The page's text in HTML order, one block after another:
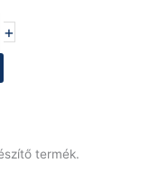
+
termék.